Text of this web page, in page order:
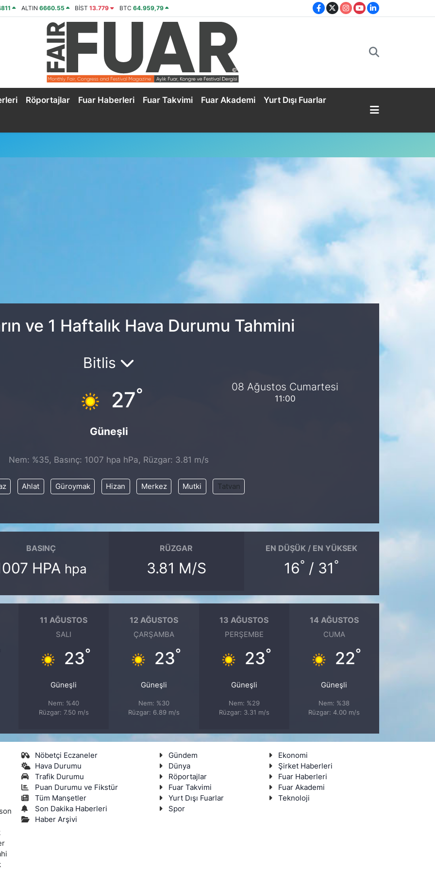
ALTIN 6660.55 BİST13.779 BTC 64.959,79
Röportajlar Fuar Haberleri Fuar Takvimi Fuar Akademi Yurt Dışı Fuarlar
ve 1 Haftalık Hava Durumu Tahmini
Bitlis
27°
Güneşli
08 Ağustos Cumartesi
11:00
Nem: %35, Basınç: 1007 hpa hPa, Rüzgar: 3.81 m/s
Ahlat Güroymak Hizan Merkez Mutki Tatvan
BASINÇ
HPA hpa
RÜZGAR
3.81 M/S
EN DÜŞÜK / EN YÜKSEK
16° / 31°
11 AĞUSTOS
SALI
23°
Güneşli
Nem: %40
Rüzgar: 7.50 m/s
12 AĞUSTOS
ÇARŞAMBA
23°
Güneşli
Nem: %30
Rüzgar: 6.89 m/s
13 AĞUSTOS
PERŞEMBE
23°
Güneşli
Nem: %29
Rüzgar: 3.31 m/s
14 AĞUSTOS
CUMA
22°
Güneşli
Nem: %38
Rüzgar: 4.00 m/s
Nöbetçi Eczaneler
Hava Durumu
Trafik Durumu
Puan Durumu ve Fikstür
Tüm Manşetler
Son Dakika Haberleri
Haber Arşivi
Gündem
Ekonomi
Dünya
Şirket Haberleri
Röportajlar
Fuar Haberleri
Fuar Takvimi
Fuar Akademi
Yurt Dışı Fuarlar
Teknoloji
Spor